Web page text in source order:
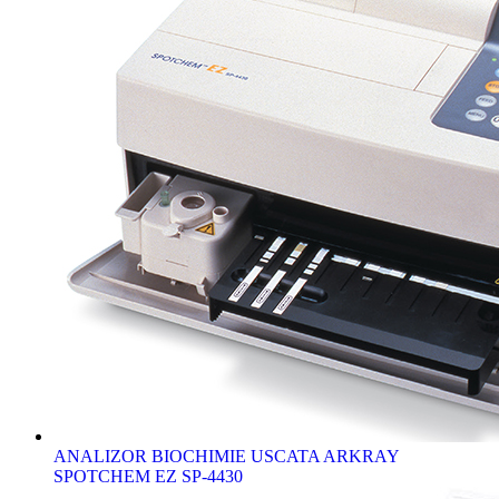
ANALIZOR BIOCHIMIE USCATA ARKRAY
SPOTCHEM EZ SP-4430